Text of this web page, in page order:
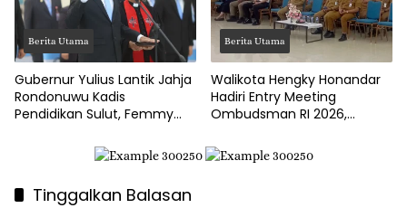
Berita Utama
Gubernur Yulius Lantik Jahja
Rondonuwu Kadis
Pendidikan Sulut, Femmy
Berita Utama
Walikota Hengky Honandar
Hadiri Entry Meeting
Ombudsman RI 2026,
Layanan Publik Bitung Prima
Tinggalkan Balasan